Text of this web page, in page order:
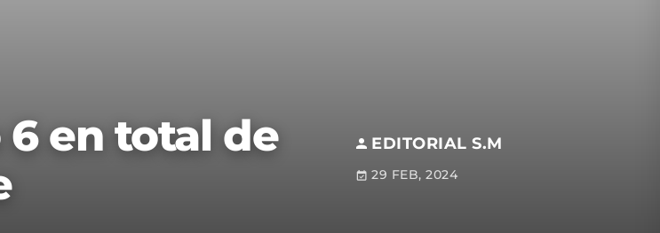
en total de
EDITORIAL S.M
29 FEB, 2024